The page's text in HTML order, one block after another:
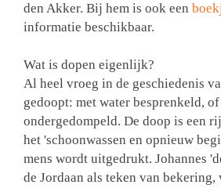
den Akker. Bij hem is ook een
informatie beschikbaar.
Wat is dopen eigenlijk?
Al heel vroeg in de geschiedenis
gedoopt: met water besprenkeld,
ondergedompeld. De doop is een
het 'schoonwassen en opnieuw
mens wordt uitgedrukt. Johannes
de Jordaan als teken van bekering,